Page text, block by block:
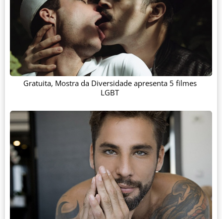
Gratuita, Mostra da Diversidade apresenta 5 filmes
LGBT